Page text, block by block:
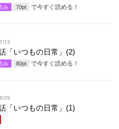
み 70pt で今すぐ読める！
13
「いつもの日常」(2)
み 80pt で今すぐ読める！
29
「いつもの日常」(1)